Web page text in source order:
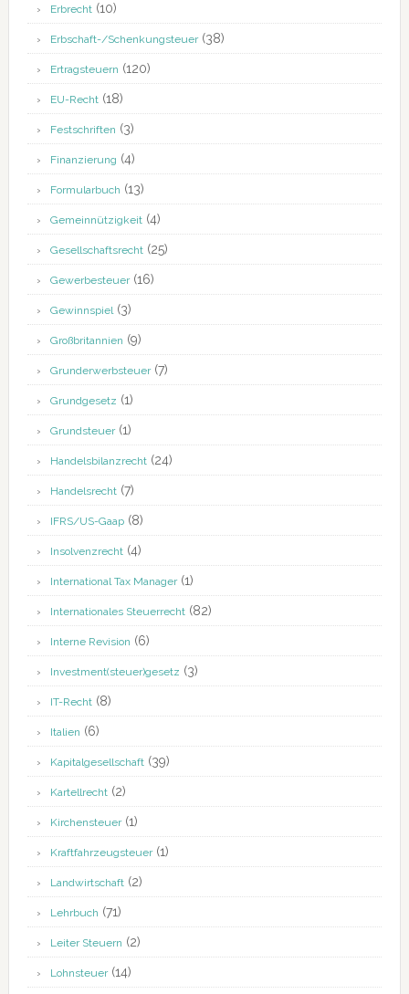
Erbrecht(10)
Erbschaft-/Schenkungsteuer(38)
Ertragsteuern (120)
EU-Recht(18)
Festschriften (3)
Finanzierung (4)
Formularbuch (13)
Gemeinnützigkeit(4)
Gesellschaftsrecht(25)
Gewerbesteuer(16)
Gewinnspiel(3)
Großbritannien (9)
Grunderwerbsteuer(7)
Grundgesetz (1)
Grundsteuer(1)
Handelsbilanzrecht(24)
Handelsrecht(7)
IFRS/US-Gaap(8)
Insolvenzrecht(4)
International Tax Manager(1)
Internationales Steuerrecht(82)
Interne Revision (6)
Investment(steuer)gesetz (3)
IT-Recht(8)
Italien (6)
Kapitalgesellschaft(39)
Kartellrecht(2)
Kirchensteuer(1)
Kraftfahrzeugsteuer(1)
Landwirtschaft(2)
Lehrbuch (71)
Leiter Steuern (2)
Lohnsteuer(14)